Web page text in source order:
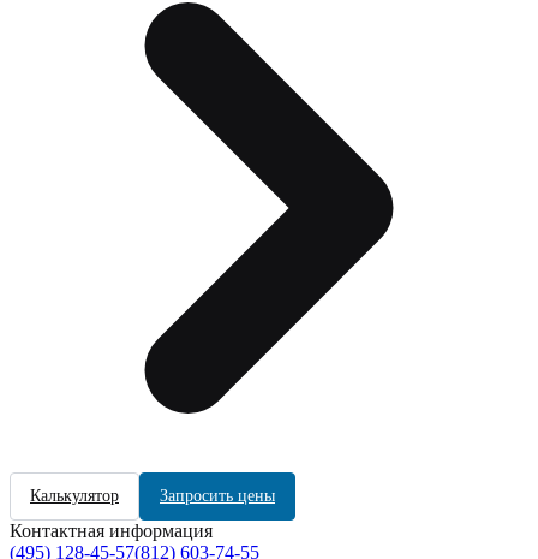
Калькулятор Запросить цены
Контактная информация
(495) 128-45-57(812) 603-74-55